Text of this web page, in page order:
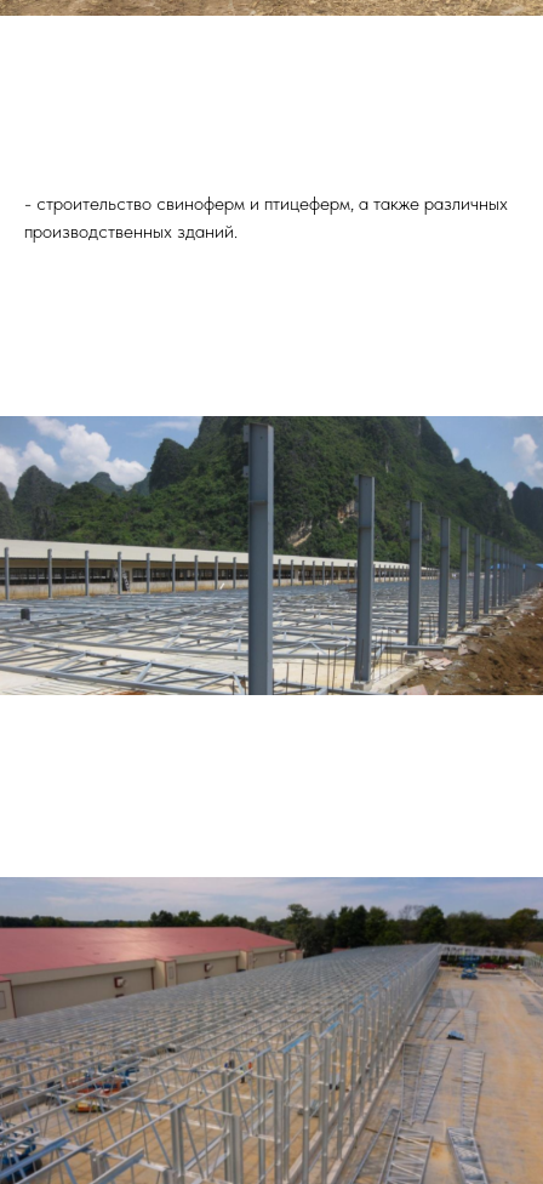
- строительство свиноферм и птицеферм, а также различных
производственных зданий.